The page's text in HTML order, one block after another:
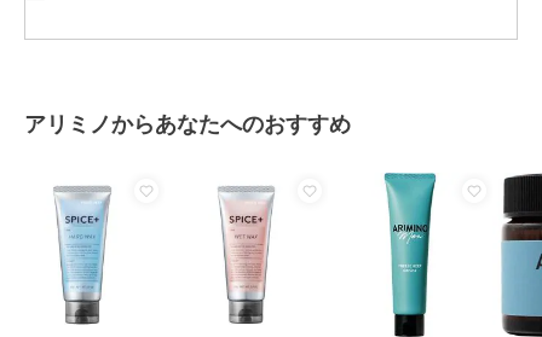
アリミノからあなたへのおすすめ